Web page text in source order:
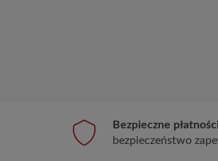
Bezpieczne płatności
bezpieczeństwo